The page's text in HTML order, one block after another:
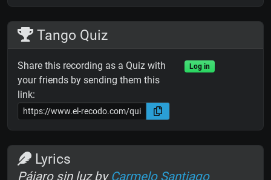
Tango Quiz
Share this recording as a Quiz with
your friends by sending them this
link:
Log in
Lyrics
Pájaro sin luz by Carmelo Santiago